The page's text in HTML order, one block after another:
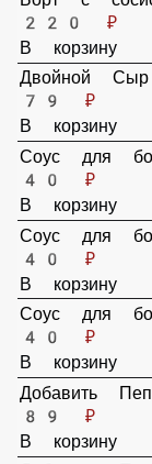
Борт с
220 ₽
В корзину
Двойной Сыр
79 ₽
В корзину
Соус для
40 ₽
В корзину
Соус для
40 ₽
Соус для
40 ₽
В корзину